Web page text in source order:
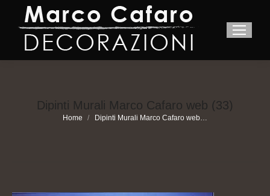
Dipinti Murali Marco Cafaro web (33)
You are here:
Home Dipinti Murali Marco Cafaro web…